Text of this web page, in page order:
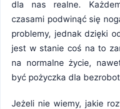
dla nas realne.
czasami podwinąć się
problemy, jednak dzięki
jest w stanie coś na to
na normalne życie,
być pożyczka dla
Jeżeli nie wiemy, jakie